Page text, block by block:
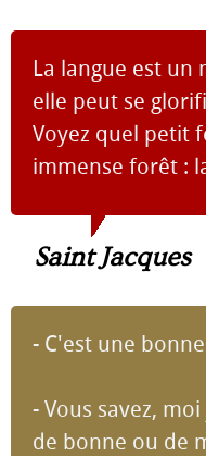
La langue est un
elle peut se
Voyez quel petit
immense forêt :
Saint Jacques
- C'est une
- Vous savez,
de bonne ou de